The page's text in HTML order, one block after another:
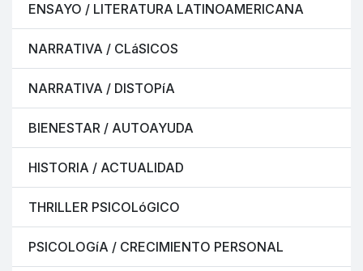
ENSAYO / LITERATURA LATINOAMERICANA
NARRATIVA / CLáSICOS
NARRATIVA / DISTOPíA
BIENESTAR / AUTOAYUDA
HISTORIA / ACTUALIDAD
THRILLER PSICOLóGICO
PSICOLOGíA / CRECIMIENTO PERSONAL